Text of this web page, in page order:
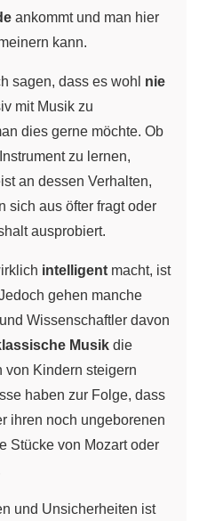
ankommt und man hier
kann.
sagen, dass es wohl nie
mit Musik zu
dies gerne möchte. Ob
zu lernen,
an dessen Verhalten,
sich aus öfter fragt oder
ausprobiert.
intelligent macht, ist
gehen manche
Wissenschaftler davon
Musik die
von Kindern steigern
haben zur Folge, dass
ihren noch ungeborenen
Stücke von Mozart oder
und Unsicherheiten ist